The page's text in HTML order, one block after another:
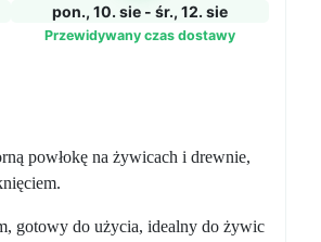
pon., 10. sie - śr., 12. sie
Przewidywany czas dostawy
powłokę na żywicach i drewnie,
gotowy do użycia, idealny do żywic